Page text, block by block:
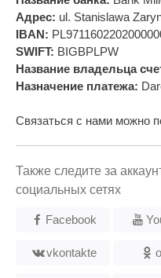
Адрес: ul. Stanislawa
IBAN:
SWIFT: BIGBPLPW
Название владельца
Назначение платежа:
Связаться с нами можно
Также следите за
социальных сетях
Facebook
vkontakte